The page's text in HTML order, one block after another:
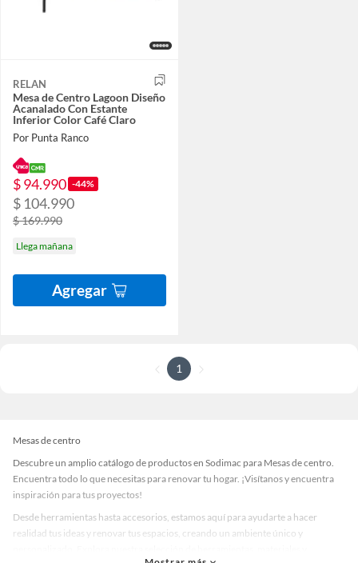
RELAN
Mesa de Centro Lagoon Diseño
Acanalado Con Estante
Inferior Color Café Claro
Por Punta Ranco
$ 94.990 -44%
$ 104.990
$ 169.990
Llega mañana
Agregar
1
Mesas de centro
Descubre un amplio catálogo de productos en Sodimac para Mesas de centro.
Encuentra todo lo que necesitas para renovar tu hogar. ¡Visítanos y encuentra
inspiración para tus proyectos!
Desde herramientas hasta accesorios, estamos aquí para ayudarte a hacer
realidad tus ideas y renovar tus espacios, creando un ambiente único y